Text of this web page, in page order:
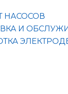
НАСОСОВ
И